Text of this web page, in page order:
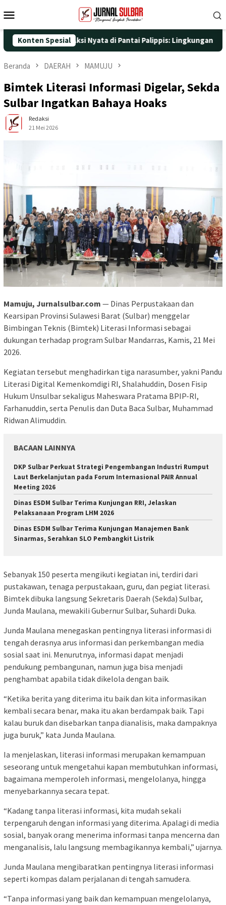
ke
Mobile
Konten Spesial
dengan Aksi Nyata di Pantai Palippis: Lingkungan dan
Beranda DAERAH MAMUJU
Bimtek Literasi Informasi Digelar, Sekda
Sulbar Ingatkan Bahaya Hoaks
Redaksi
21 Mei 2026
Mamuju, Jurnalsulbar.com — Dinas Perpustakaan dan
Kearsipan Provinsi Sulawesi Barat (Sulbar) menggelar
Bimbingan Teknis (Bimtek) Literasi Informasi sebagai
dukungan terhadap program Sulbar Mandarras, Kamis, 21 Mei
2026.
Kegiatan tersebut menghadirkan tiga narasumber, yakni Pandu
Literasi Digital Kemenkomdigi RI, Shalahuddin, Dosen Fisip
Hukum Unsulbar sekaligus Maheswara Pratama BPIP-RI,
Farhanuddin, serta Penulis dan Duta Baca Sulbar, Muhammad
Ridwan Alimuddin.
BACAAN LAINNYA
DKP Sulbar Perkuat Strategi Pengembangan Industri Rumput
Laut Berkelanjutan pada Forum Internasional PAIR Annual
Meeting 2026
Dinas ESDM Sulbar Terima Kunjungan RRI, Jelaskan
Pelaksanaan Program LHM 2026
Dinas ESDM Sulbar Terima Kunjungan Manajemen Bank
Sinarmas, Serahkan SLO Pembangkit Listrik
Sebanyak 150 peserta mengikuti kegiatan ini, terdiri dari
pustakawan, tenaga perpustakaan, guru, dan pegiat literasi.
Bimtek dibuka langsung Sekretaris Daerah (Sekda) Sulbar,
Junda Maulana, mewakili Gubernur Sulbar, Suhardi Duka.
Junda Maulana menegaskan pentingnya literasi informasi di
tengah derasnya arus informasi dan perkembangan media
sosial saat ini. Menurutnya, informasi dapat menjadi
pendukung pembangunan, namun juga bisa menjadi
penghambat apabila tidak dikelola dengan baik.
“Ketika berita yang diterima itu baik dan kita informasikan
kembali secara benar, maka itu akan berdampak baik. Tapi
kalau buruk dan disebarkan tanpa dianalisis, maka dampaknya
juga buruk,” kata Junda Maulana.
Ia menjelaskan, literasi informasi merupakan kemampuan
seseorang untuk mengetahui kapan membutuhkan informasi,
bagaimana memperoleh informasi, mengelolanya, hingga
menyebarkannya secara tepat.
“Kadang tanpa literasi informasi, kita mudah sekali
terpengaruh dengan informasi yang diterima. Apalagi di media
sosial, banyak orang menerima informasi tanpa mencerna dan
menganalisis, lalu langsung membagikannya kembali,” ujarnya.
Junda Maulana mengibaratkan pentingnya literasi informasi
seperti kompas dalam perjalanan di tengah samudera.
“Tanpa informasi yang baik dan kemampuan mengelolanya,